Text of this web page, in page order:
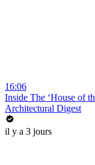
16:06
Inside The ‘House of
Architectural Digest
il y a 3 jours